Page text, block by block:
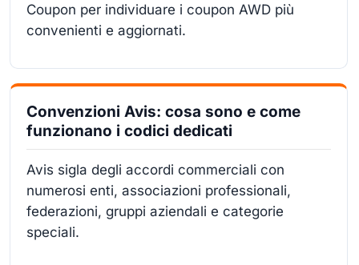
Coupon per individuare i coupon AWD più
convenienti e aggiornati.
Convenzioni Avis: cosa sono e come
funzionano i codici dedicati
Avis sigla degli accordi commerciali con
numerosi enti, associazioni professionali,
federazioni, gruppi aziendali e categorie
speciali.